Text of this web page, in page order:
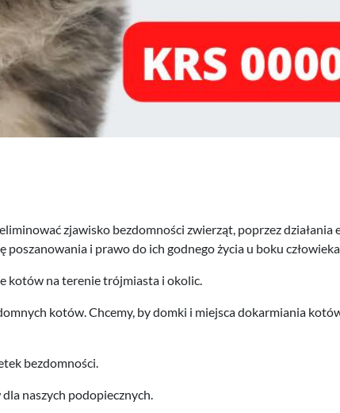
zjawisko bezdomności zwierząt, poprzez działania
poszanowania i prawo do ich godnego życia u boku
kotów na terenie trójmiasta i okolic.
kotów. Chcemy, by domki i miejsca dokarmiania
bezdomności.
naszych podopiecznych.